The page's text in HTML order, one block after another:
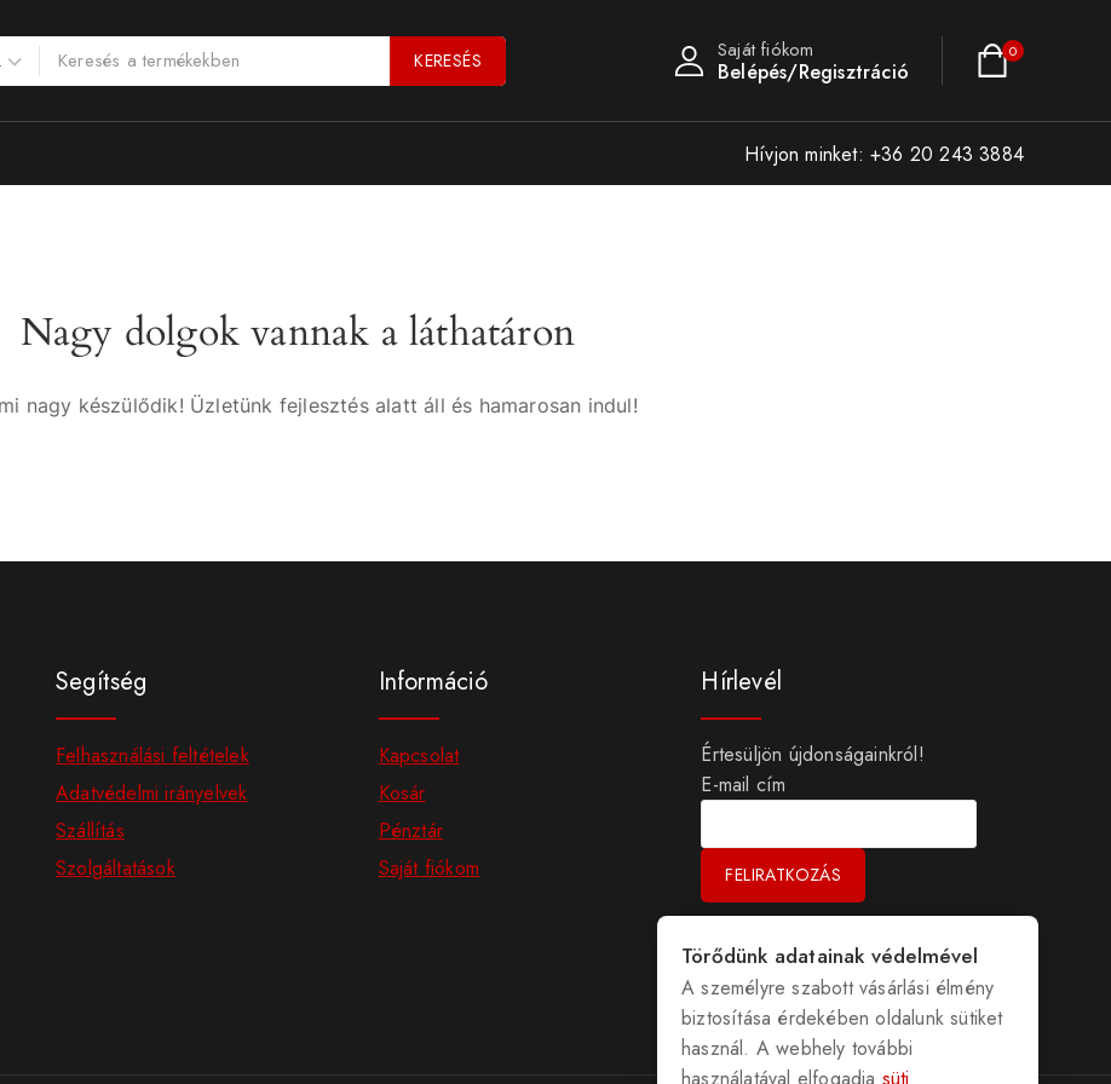
KERESÉS Saját fiókom
Belépés/Regisztráció
0
Hívjon minket: +36 20 243 3884
Nagy dolgok vannak a láthatáron
nagy készülődik! Üzletünk fejlesztés alatt áll és hamarosan indul!
Segítség
Felhasználási feltételek
Adatvédelmi irányelvek
Szállítás
Szolgáltatások
Információ
Kapcsolat
Kosár
Pénztár
Saját fiókom
Hírlevél
Értesüljön újdonságainkról!
E-mail cím
Törődünk adatainak védelmével
A személyre szabott vásárlási élmény
biztosítása érdekében oldalunk sütiket
használ. A webhely további